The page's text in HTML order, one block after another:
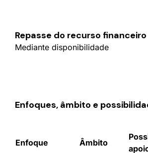
Repasse do recurso financeiro
Mediante disponibilidade
Enfoques, âmbito e
Enfoque Âmbito